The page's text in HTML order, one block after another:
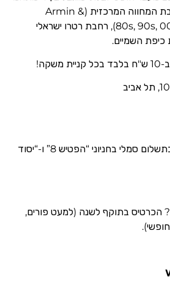
טירוף בתוך המועדון: רחבת המחווה המרכזית (Armin &
Tiësto), רחבת רטרו (80s, 90s, 00s), רחבת רטרו ישראלי
השמיים.
חניה חינם ברחוב או בתשלום סמלי בחניוני “הפטיש 8” ו-“יסוד
הכרטיס בתוקף לשנה (למעט פורים,